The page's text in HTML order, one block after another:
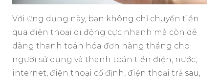
Với ứng dụng này, bạn không chỉ chuyển tiền
qua điện thoại di động cực nhanh mà còn dễ
dàng thanh toán hóa đơn hàng tháng cho
người sử dụng và thanh toán tiền điện, nước,
internet, điện thoại cố định, điện thoại trả sau,